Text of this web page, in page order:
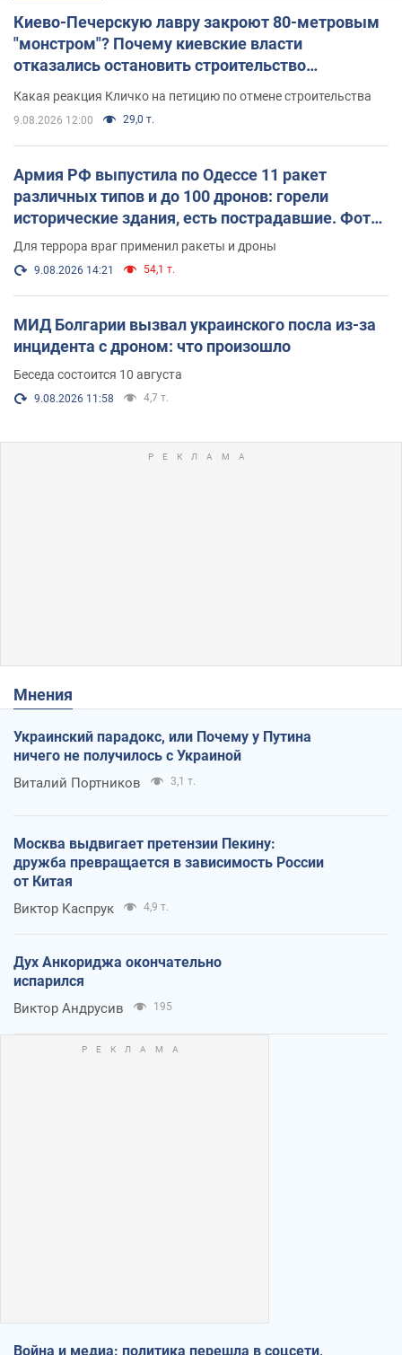
Киево-Печерскую лавру закроют 80-метровым
"монстром"? Почему киевские власти
отказались остановить строительство
Какая реакция Кличко на петицию по отмене строительства
9.08.2026 12:00 29,0 т.
Армия РФ выпустила по Одессе 11 ракет
различных типов и до 100 дронов: горели
исторические здания, есть пострадавшие. Фото
и видео
Для террора враг применил ракеты и дроны
9.08.2026 14:21 54,1 т.
МИД Болгарии вызвал украинского посла из-за
инцидента с дроном: что произошло
Беседа состоится 10 августа
9.08.2026 11:58 4,7 т.
Мнения
Украинский парадокс, или Почему у Путина
ничего не получилось с Украиной
Виталий Портников 3,1 т.
Москва выдвигает претензии Пекину:
дружба превращается в зависимость России
от Китая
Виктор Каспрук 4,9 т.
Дух Анкориджа окончательно
испарился
Виктор Андрусив 195
Война и медиа: политика перешла в соцсети,